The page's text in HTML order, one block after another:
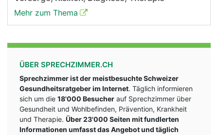
Mehr zum Thema
ÜBER SPRECHZIMMER.CH
Sprechzimmer ist der meistbesuchte Schweizer
Gesundheitsratgeber im Internet. Täglich informieren
sich um die 18'000 Besucher auf Sprechzimmer über
Gesundheit und Wohlbefinden, Prävention, Krankheit
und Therapie. Über 23'000 Seiten mit fundlerten
Informationen umfasst das Angebot und täglich